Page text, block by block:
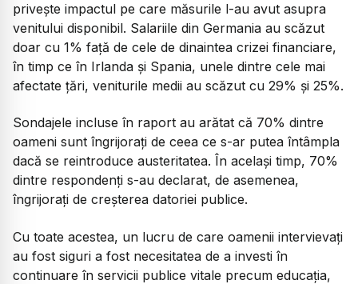
privește impactul pe care măsurile l-au avut asupra
venitului disponibil. Salariile din Germania au scăzut
doar cu 1% față de cele de dinaintea crizei financiare,
în timp ce în Irlanda și Spania, unele dintre cele mai
afectate țări, veniturile medii au scăzut cu 29% și 25%.
Sondajele incluse în raport au arătat că 70% dintre
oameni sunt îngrijorați de ceea ce s-ar putea întâmpla
dacă se reintroduce austeritatea. În același timp, 70%
dintre respondenți s-au declarat, de asemenea,
îngrijorați de creșterea datoriei publice.
Cu toate acestea, un lucru de care oamenii intervievați
au fost siguri a fost necesitatea de a investi în
continuare în servicii publice vitale precum educația,